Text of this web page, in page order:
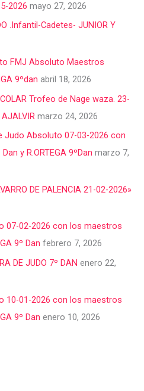
2026 mayo 27, 2026
.Infantil-Cadetes- JUNIOR Y
FMJ Absoluto Maestros
9ºdan abril 18, 2026
Trofeo de Nage waza. 23-
marzo 24, 2026
Judo Absoluto 07-03-2026 con
y R.ORTEGA 9ºDan marzo 7,
DE PALENCIA 21-02-2026»
07-02-2026 con los maestros
9º Dan febrero 7, 2026
DE JUDO 7º DAN enero 22,
10-01-2026 con los maestros
9º Dan enero 10, 2026